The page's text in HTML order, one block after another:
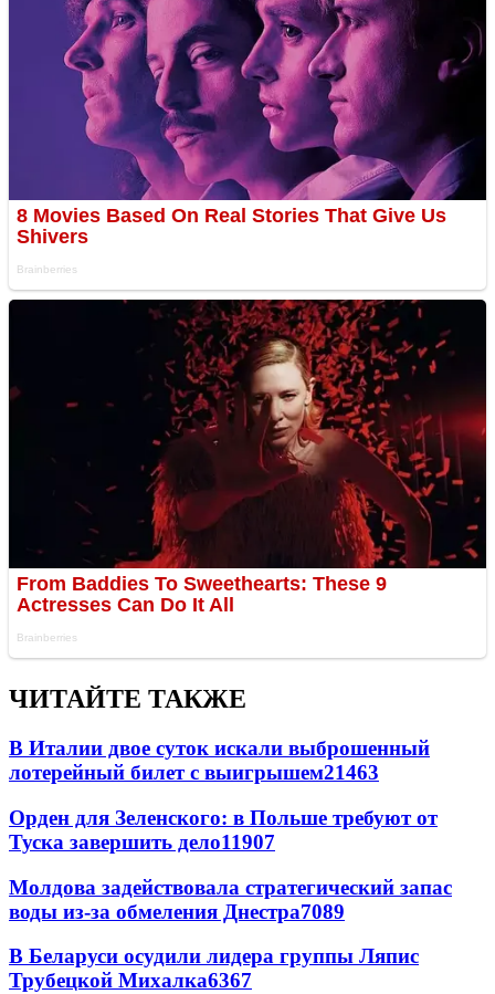
ЧИТАЙТЕ ТАКЖЕ
В Италии двое суток искали выброшенный
лотерейный билет с выигрышем21463
Орден для Зеленского: в Польше требуют от
Туска завершить дело11907
Молдова задействовала стратегический запас
воды из-за обмеления Днестра7089
В Беларуси осудили лидера группы Ляпис
Трубецкой Михалка6367